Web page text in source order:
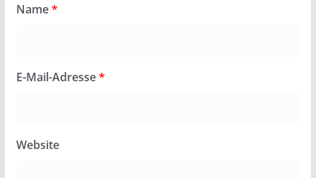
Name*
E-Mail-Adresse*
Website